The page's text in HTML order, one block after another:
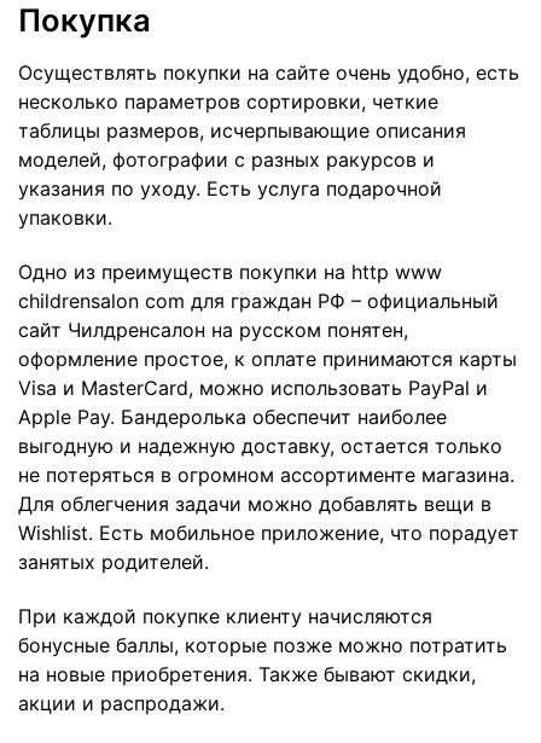
Покупка
Осуществлять покупки на сайте очень удобно, есть
несколько параметров сортировки, четкие
таблицы размеров, исчерпывающие описания
моделей, фотографии с разных ракурсов и
указания по уходу. Есть услуга подарочной
упаковки.
Одно из преимуществ покупки на http www
childrensalon com для граждан РФ – официальный
сайт Чилдренсалон на русском понятен,
оформление простое, к оплате принимаются карты
Visa и MasterCard, можно использовать PayPal и
Apple Pay. Бандеролька обеспечит наиболее
выгодную и надежную доставку, остается только
не потеряться в огромном ассортименте магазина.
Для облегчения задачи можно добавлять вещи в
Wishlist. Есть мобильное приложение, что порадует
занятых родителей.
При каждой покупке клиенту начисляются
бонусные баллы, которые позже можно потратить
на новые приобретения. Также бывают скидки,
акции и распродажи.